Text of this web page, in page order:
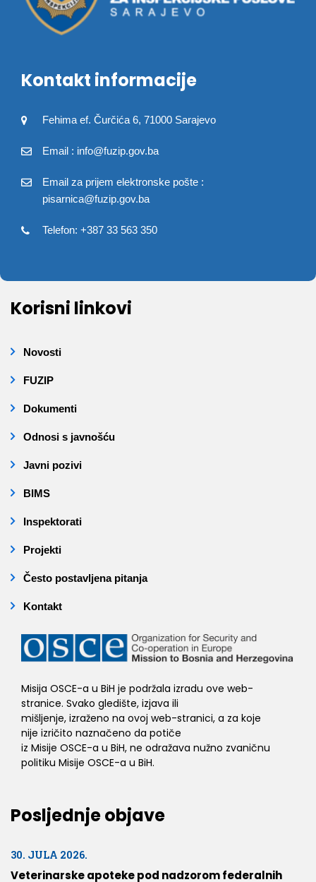
Kontakt informacije
Fehima ef. Čurčića 6, 71000 Sarajevo
Email : info@fuzip.gov.ba
Email za prijem elektronske pošte :
pisarnica@fuzip.gov.ba
Telefon: +387 33 563 350
Korisni linkovi
Novosti
FUZIP
Dokumenti
Odnosi s javnošću
Javni pozivi
BIMS
Inspektorati
Projekti
Često postavljena pitanja
Kontakt
Misija OSCE-a u BiH je podržala izradu ove web-
stranice. Svako gledište, izjava ili
mišljenje, izraženo na ovoj web-stranici, a za koje
nije izričito naznačeno da potiče
iz Misije OSCE-a u BiH, ne odražava nužno zvaničnu
politiku Misije OSCE-a u BiH.
Posljednje objave
30. JULA 2026.
Veterinarske apoteke pod nadzorom federalnih